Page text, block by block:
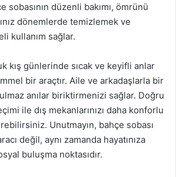
sobasının düzenli bakımı, ömrünü
dönemlerde temizlemek ve
kullanım sağlar.
kış günlerinde sıcak ve keyifli anlar
bir araçtır. Aile ve arkadaşlarla bir
anılar biriktirmenizi sağlar. Doğru
ile dış mekanlarınızı daha konforlu
Unutmayın, bahçe sobası
değil, aynı zamanda hayatınıza
buluşma noktasıdır.